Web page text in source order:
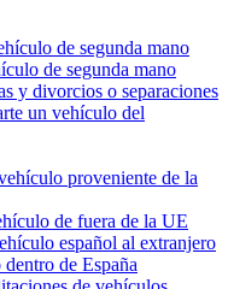
de segunda mano
de segunda mano
y divorcios o separaciones
un vehículo del
proveniente de la
de fuera de la UE
español al extranjero
de España